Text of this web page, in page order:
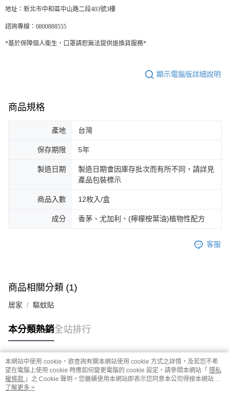
地址：新北市中和區中山路二段403號3樓
諮詢專線：0800888555
*基於保障個人衛生，口罩請恕無法提供退換貨服務*
顯示電腦版詳細說明
商品規格
產地 台灣
保存期限 5年
製造日期
製造日期會因庫存批次而有所不同，請詳見
產品包裝標示
商品入數 12枚入/盒
成分 香茅、尤加利、(檸檬桉葉油)植物性配方
客服
商品相關分類 (1)
居家 驅蚊貼
本分類熱銷全站排行
熱門標籤
本網站中使用 cookie，欲查詢有關本網站使用 cookie 方式之詳情，及若您不希
望在電腦上使用 cookie 時應如何變更電腦的 cookie 設定，請參閱本網站「 隱私
權條款 」之 Cookie 聲明。您繼續使用本網站即表示您同意本公司得按本網站使
用條款之 Cookie 聲明使用 cookie。
了解更多 >